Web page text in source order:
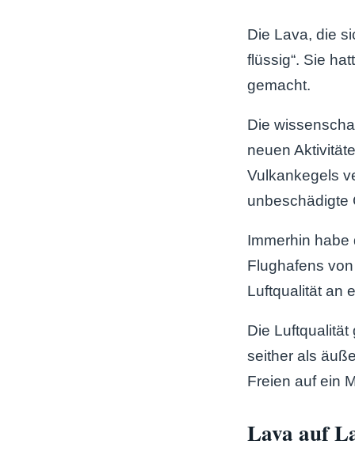
Die Lava, die
flüssig“. Sie
gemacht.
Die
neuen
Vulkankegels
unbeschädigte
Immerhin
Flughafens
Luftqualität an
Die Luftqualität
seither als
Freien auf ein
Lava auf